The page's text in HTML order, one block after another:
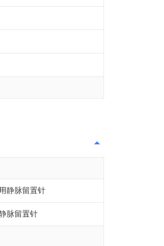
静脉留置针
脉留置针